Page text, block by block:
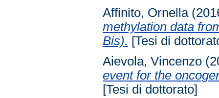
Affinito, Ornella
methylation data
Bis). [Tesi di
Aievola, Vincenzo
event for the
[Tesi di dottorato]